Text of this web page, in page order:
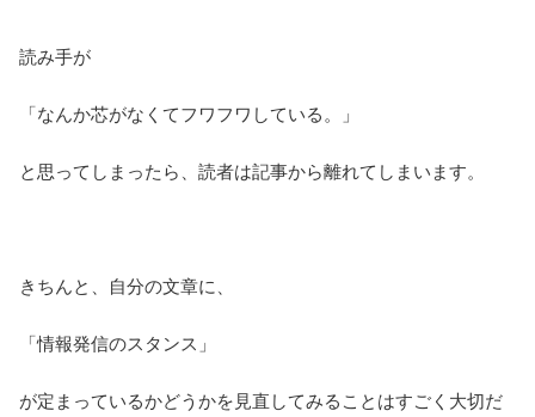
読み手が
「なんか芯がなくてフワフワしている。」
と思ってしまったら、読者は記事から離れてしまいます。
きちんと、自分の文章に、
「情報発信のスタンス」
が定まっているかどうかを見直してみることはすごく大切だ